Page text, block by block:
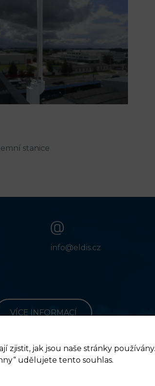
stanice
info@eldis.cz
VÍCE INFORMACÍ
zjistit, jak jsou naše stránky
udělujete tento souhlas.